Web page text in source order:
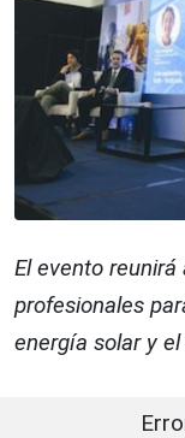
El evento
profesionales
energía solar y